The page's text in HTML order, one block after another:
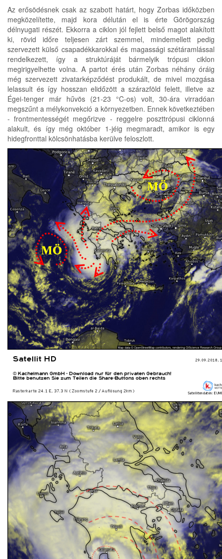
Az erősödésnek csak az szabott határt, hogy Zorbas időközben
megközelítette, majd kora délután el is érte Görögország
délnyugati részét. Ekkorra a ciklon jól fejlett belső magot alakított
ki, rövid időre teljesen zárt szemmel, mindemellett pedig
szervezett külső csapadékkarokkal és magassági szétáramlással
rendelkezett, így a struktúráját bármelyik trópusi ciklon
megirigyelhette volna. A partot érés után Zorbas néhány óráig
még szervezett zivatarképződést produkált, de mivel mozgása
lelassult és így hosszan elidőzött a szárazföld felett, illetve az
Égei-tenger már hűvös (21-23 °C-os) volt, 30-ára virradóan
megszűnt a mélykonvekció a környezetben. Ennek következtében
- frontmentességét megőrizve - reggelre poszttrópusi ciklonná
alakult, és így még október 1-jéig megmaradt, amikor is egy
hidegfronttal kölcsönhatásba kerülve feloszlott.